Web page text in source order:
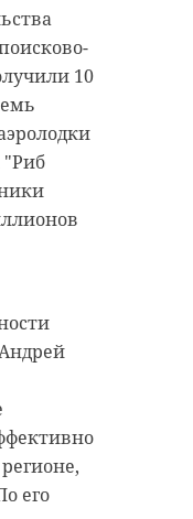
10
"Риб
его
в
по
по
активы
двух
печати
47
с
отметил,
с